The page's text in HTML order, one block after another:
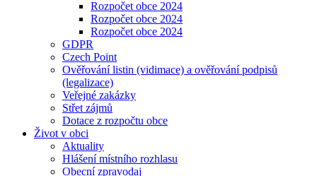
Rozpočet obce 2024
Rozpočet obce 2024
Rozpočet obce 2024
GDPR
Czech Point
Ověřování listin (vidimace) a ověřování podpisů
(legalizace)
Veřejné zakázky
Střet zájmů
Dotace z rozpočtu obce
Život v obci
Aktuality
Hlášení místního rozhlasu
Obecní zpravodaj